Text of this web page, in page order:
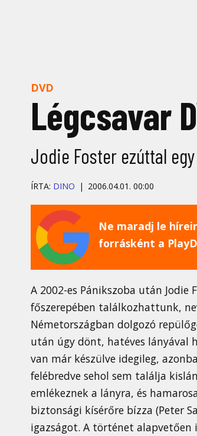
DVD
Légcsavar
Jodie Foster ezúttal
ÍRTA: DINO 2006.04.01. 00:00
Ne maradj le
forrásként a
A 2002-es Pánikszoba után
főszerepében találkozhattunk,
Németországban dolgozó
után úgy dönt, hatéves lányával
van már készülve idegileg,
felébredve sehol sem találja
emlékeznek a lányra, és
biztonsági kísérőre bízza (Peter
igazságot. A történet